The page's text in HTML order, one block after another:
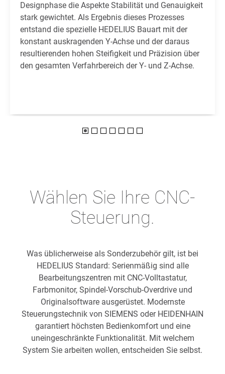
Designphase die Aspekte Stabilität und Genauigkeit
stark gewichtet. Als Ergebnis dieses Prozesses
entstand die spezielle HEDELIUS Bauart mit der
konstant auskragenden Y-Achse und der daraus
resultierenden hohen Steifigkeit und Präzision über
den gesamten Verfahrbereich der Y- und Z-Achse.
Wählen Sie Ihre CNC-
Steuerung.
Was üblicherweise als Sonderzubehör gilt, ist bei
HEDELIUS Standard: Serienmäßig sind alle
Bearbeitungszentren mit CNC-Volltastatur,
Farbmonitor, Spindel-Vorschub-Overdrive und
Originalsoftware ausgerüstet. Modernste
Steuerungstechnik von SIEMENS oder HEIDENHAIN
garantiert höchsten Bedienkomfort und eine
uneingeschränkte Funktionalität. Mit welchem
System Sie arbeiten wollen, entscheiden Sie selbst.